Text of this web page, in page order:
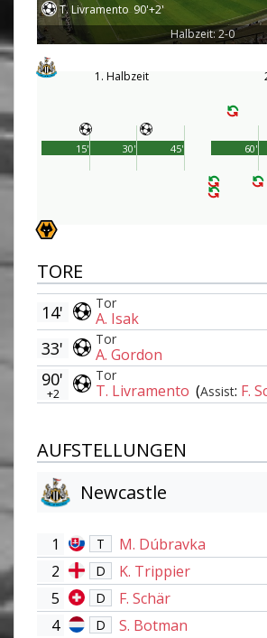
T. Livramento 90'+2'
Halbzeit: 2-0
1. Halbzeit
45'
15' 30' 60'
TORE
Tor
A. Isak
14'
Tor
A. Gordon
33'
Tor
T. Livramento (Assist: F.
90'
+2
AUFSTELLUNGEN
Newcastle
1 T
M. Dúbravka
2
D K. Trippier
5 D
F. Schär
4
D
S. Botman